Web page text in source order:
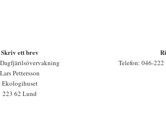
Skriv ett brev
Lars Pettersson
Ekologihuset
223 62 Lund
Telefon: 046-222